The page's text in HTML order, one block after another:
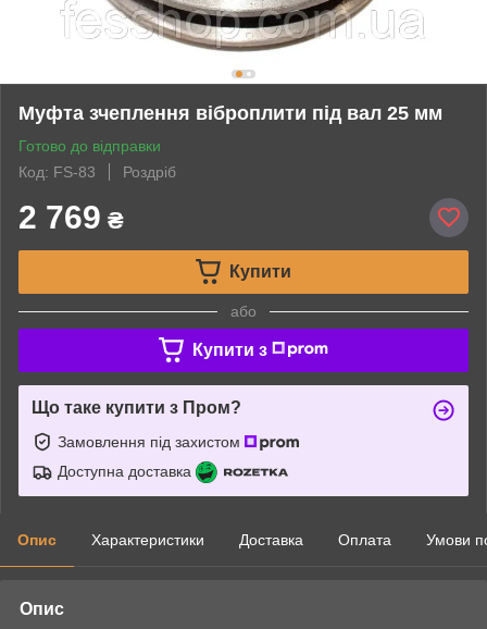
Муфта зчеплення віброплити під вал 25 мм
Готово до відправки
Код: FS-83
Роздріб
2 769 ₴
Купити
або
Купити з
Що таке купити з Пром?
Замовлення під захистом
Доступна доставка
Опис Характеристики Доставка Оплата Умови
Опис